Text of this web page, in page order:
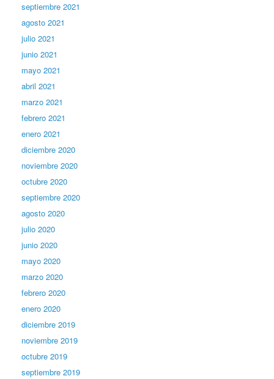
septiembre 2021
agosto 2021
julio 2021
junio 2021
mayo 2021
abril 2021
marzo 2021
febrero 2021
enero 2021
diciembre 2020
noviembre 2020
octubre 2020
septiembre 2020
agosto 2020
julio 2020
junio 2020
mayo 2020
marzo 2020
febrero 2020
enero 2020
diciembre 2019
noviembre 2019
octubre 2019
septiembre 2019